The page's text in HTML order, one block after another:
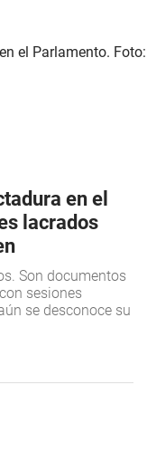
en el
lacrados
Son documentos
sesiones
se desconoce su